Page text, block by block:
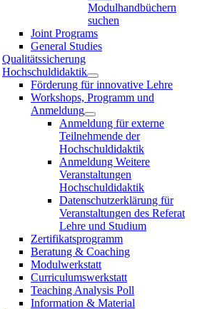
Modulhandbüchern
suchen
Joint Programs
General Studies
Qualitätssicherung
Hochschuldidaktik
Förderung für innovative Lehre
Workshops, Programm und
Anmeldung
Anmeldung für externe
Teilnehmende der
Hochschuldidaktik
Anmeldung Weitere
Veranstaltungen
Hochschuldidaktik
Datenschutzerklärung für
Veranstaltungen des Referat
Lehre und Studium
Zertifikatsprogramm
Beratung & Coaching
Modulwerkstatt
Curriculumswerkstatt
Teaching Analysis Poll
Information & Material